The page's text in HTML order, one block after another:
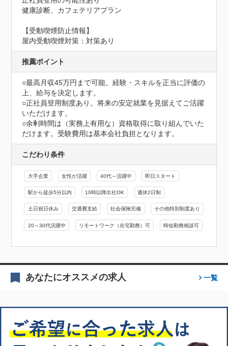
健康診断、カフェテリアプラン
【受動喫煙防止情報】
屋内受動喫煙対策：対策あり
推薦ポイント
○最高月収45万円まで可能。経験・スキルを正当に評価の
上、給与を決定します。
○正社員登用制度あり。将来の安定就業を見据えてご活躍
いただけます。
○余剰時間は（実務上有用な）資格取得に取り組んでいた
だけます。受験費用は基本会社負担となります。
こだわり条件
大手企業 女性が活躍 40代～活躍中 即日スタート
駅から徒歩5分以内 10時以降出社OK 週休2日制
土日祝日休み 交通費支給 社会保険完備 その他特別制度あり
20～30代活躍中 リモートワーク（在宅勤務）可 時短勤務相談可
あなたにオススメの求人 一覧